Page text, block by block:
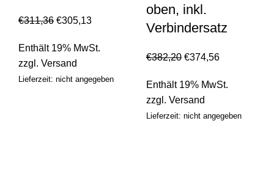
€311,36 €305,13
Enthält 19% MwSt.
zzgl. Versand
Lieferzeit: nicht angegeben
oben, inkl.
Verbindersatz
€382,20 €374,56
Enthält 19% MwSt.
zzgl. Versand
Lieferzeit: nicht angegeben